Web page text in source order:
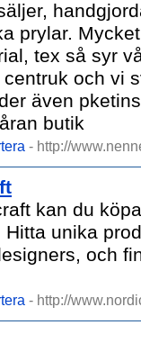
prylar.
tex så syr
och vi
även
butik
- http://
kan du
unika
och
- http://